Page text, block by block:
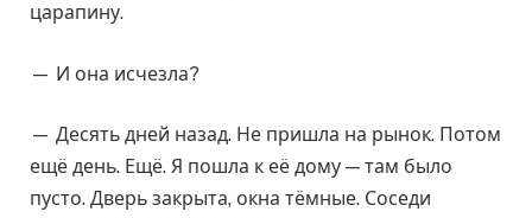
царапину.
— И она исчезла?
— Десять дней назад. Не пришла на рынок. Потом
ещё день. Ещё. Я пошла к её дому — там было
пусто. Дверь закрыта, окна тёмные. Соседи